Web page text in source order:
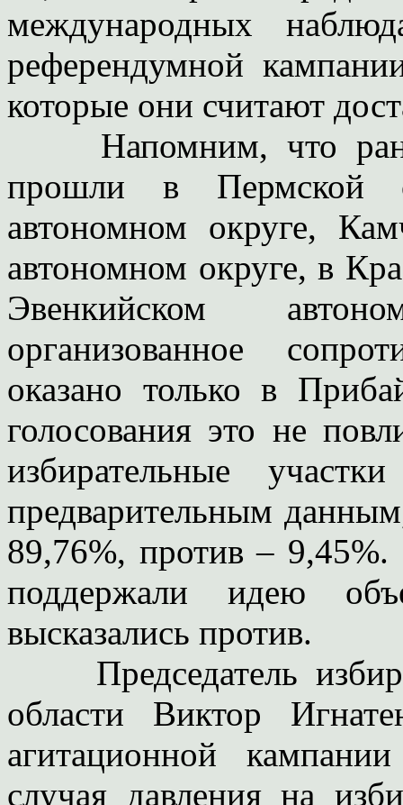
международных
референдумной
которые они считают
Напомним, что
прошли в Пермской
автономном округе,
автономном округе, в
Эвенкийском
организованное
оказано только в
голосования это не
избирательные
предварительным
89,76%, против –
поддержали идею
высказались против.
Председатель
области Виктор
агитационной
случая давления на